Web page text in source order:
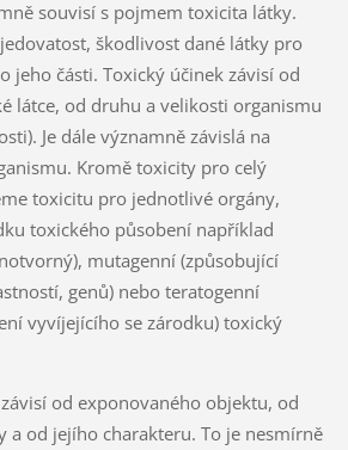
souvisí s pojmem toxicita látky.
škodlivost dané látky pro
jeho části. Toxický účinek závisí od
látce, od druhu a velikosti organismu
Je dále významně závislá na
Kromě toxicity pro celý
toxicitu pro jednotlivé orgány,
toxického působení například
mutagenní (způsobující
genů) nebo teratogenní
vyvíjejícího se zárodku) toxický
od exponovaného objektu, od
a od jejího charakteru. To je nesmírně